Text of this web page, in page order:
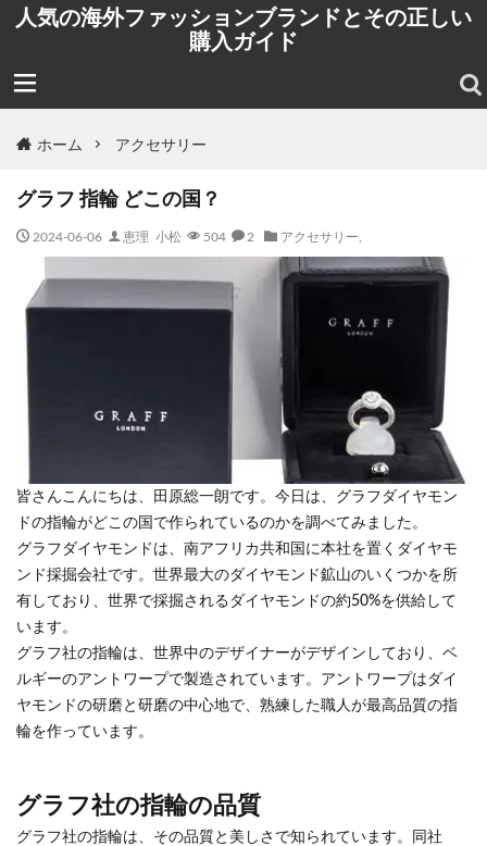
人気の海外ファッションブランドとその正しい
購入ガイド
ホーム アクセサリー
グラフ 指輪 どこの国？
2024-06-06 恵理 小松 504 2 アクセサリー
皆さんこんにちは、田原総一朗です。今日は、グラフダイヤモン
ドの指輪がどこの国で作られているのかを調べてみました。
グラフダイヤモンドは、南アフリカ共和国に本社を置くダイヤモ
ンド採掘会社です。世界最大のダイヤモンド鉱山のいくつかを所
有しており、世界で採掘されるダイヤモンドの約50%を供給して
います。
グラフ社の指輪は、世界中のデザイナーがデザインしており、ベ
ルギーのアントワープで製造されています。アントワープはダイ
ヤモンドの研磨と研磨の中心地で、熟練した職人が最高品質の指
輪を作っています。
グラフ社の指輪の品質
グラフ社の指輪は、その品質と美しさで知られています。同社